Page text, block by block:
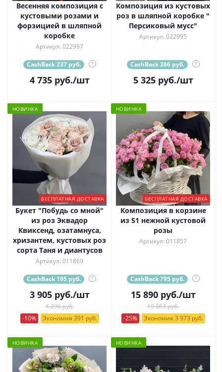
Весенняя композиция с
кустовыми розами и
форзицией в шляпной
коробке
Артикул: 022997
CashBack 237 руб. ?
4 735руб./шт
Композиция из кустовых
роз в шляпной коробке "
Персиковый мусс"
Артикул: 022995
CashBack 266 руб. ?
5 325руб./шт
НОВИНКА
БЕСПЛАТНАЯ ДОСТАВКА
Букет "Побудь со мной"
из роз Эквадор
Квиксенд, озатамнуса,
хризантем, кустовых роз
сорта Таня и диантусов
Артикул: 011869
CashBack 195 руб. ?
3 905руб./шт
4 296 руб.
-10%
Экономия 391 руб.
НОВИНКА
БЕСПЛАТНАЯ ДОСТАВКА
Композиция в корзине
из 51 нежной кустовой
розы
Артикул: 011857
CashBack 795 руб. ?
15 890руб./шт
19 863 руб.
-25%
Экономия 3 973 руб.
НОВИНКА НОВИНКА